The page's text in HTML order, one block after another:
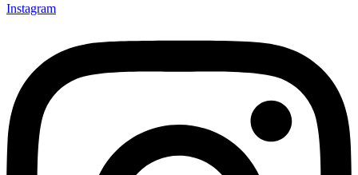
Instagram